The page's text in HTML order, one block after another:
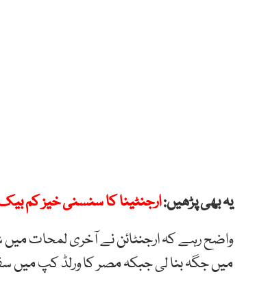
یہ بھی پڑھیں:ارجنٹینا کا سنسنی خیز کم بیک، مصر کو 3-2 سے شکست دیکر
میں جگہ بنا لی جبکہ مصر کا ورلڈ کپ میں